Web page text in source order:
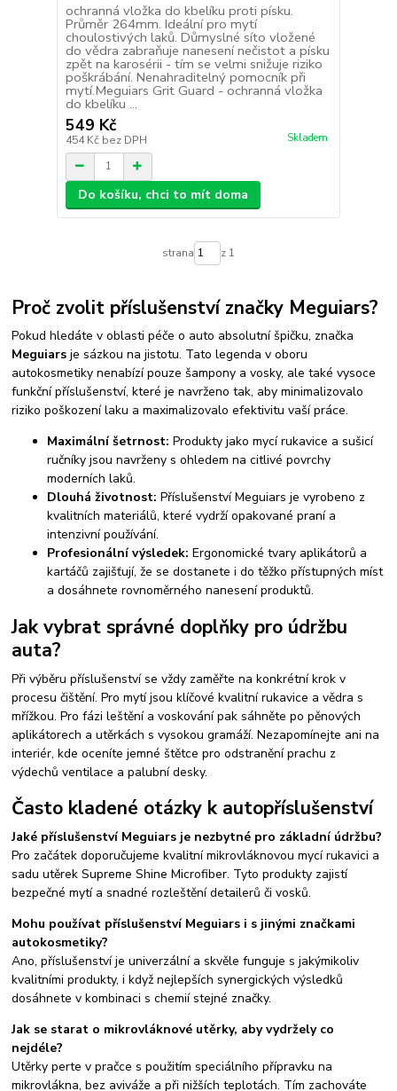
ochranná vložka do kbelíku proti písku.
Průměr 264mm. Ideální pro mytí
choulostivých laků. Důmyslné síto vložené
do vědra zabraňuje nanesení nečistot a písku
zpět na karosérii - tím se velmi snižuje riziko
poškrábání. Nenahraditelný pomocník při
mytí.Meguiars Grit Guard - ochranná vložka
do kbelíku ...
549 Kč
454 Kč bez DPH Skladem
Do košíku, chci to mít doma
strana z 1
Proč zvolit příslušenství značky Meguiars?
Pokud hledáte v oblasti péče o auto absolutní špičku, značka
Meguiars je sázkou na jistotu. Tato legenda v oboru
autokosmetiky nenabízí pouze šampony a vosky, ale také vysoce
funkční příslušenství, které je navrženo tak, aby minimalizovalo
riziko poškození laku a maximalizovalo efektivitu vaší práce.
Maximální šetrnost: Produkty jako mycí rukavice a sušicí
ručníky jsou navrženy s ohledem na citlivé povrchy
moderních laků.
Dlouhá životnost: Příslušenství Meguiars je vyrobeno z
kvalitních materiálů, které vydrží opakované praní a
intenzivní používání.
Profesionální výsledek: Ergonomické tvary aplikátorů a
kartáčů zajišťují, že se dostanete i do těžko přístupných míst
a dosáhnete rovnoměrného nanesení produktů.
Jak vybrat správné doplňky pro údržbu
auta?
Při výběru příslušenství se vždy zaměřte na konkrétní krok v
procesu čištění. Pro mytí jsou klíčové kvalitní rukavice a vědra s
mřížkou. Pro fázi leštění a voskování pak sáhněte po pěnových
aplikátorech a utěrkách s vysokou gramáží. Nezapomínejte ani na
interiér, kde oceníte jemné štětce pro odstranění prachu z
výdechů ventilace a palubní desky.
Často kladené otázky k autopříslušenství
Jaké příslušenství Meguiars je nezbytné pro základní údržbu?
Pro začátek doporučujeme kvalitní mikrovláknovou mycí rukavici a
sadu utěrek Supreme Shine Microfiber. Tyto produkty zajistí
bezpečné mytí a snadné rozleštění detailerů či vosků.
Mohu používat příslušenství Meguiars i s jinými značkami
autokosmetiky?
Ano, příslušenství je univerzální a skvěle funguje s jakýmikoliv
kvalitními produkty, i když nejlepších synergických výsledků
dosáhnete v kombinaci s chemií stejné značky.
Jak se starat o mikrovláknové utěrky, aby vydržely co
nejdéle?
Utěrky perte v pračce s použitím speciálního přípravku na
mikrovlákna, bez aviváže a při nižších teplotách. Tím zachováte